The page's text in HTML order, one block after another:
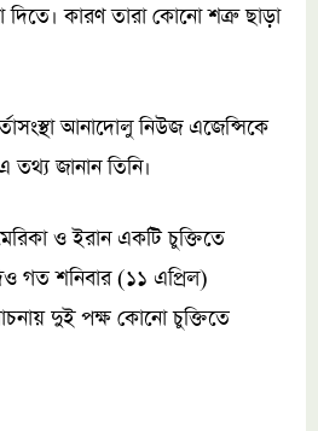
কারণ তারা কোনো শত্রু ছাড়া
আনাদোলু নিউজ এজেন্সিকে
তথ্য জানান তিনি।
ও ইরান একটি চুক্তিতে
গত শনিবার (১১ এপ্রিল)
দুই পক্ষ কোনো চুক্তিতে